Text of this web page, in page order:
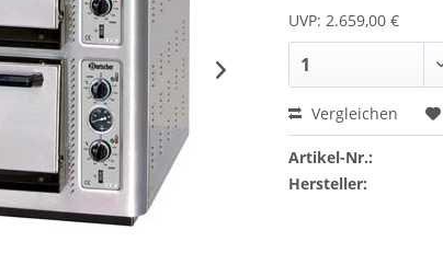
UVP: 2.659,00 €
Vergleichen
Artikel-Nr.:
Hersteller: